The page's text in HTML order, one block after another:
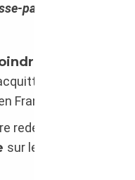
partout. »
frais
ni aucune
France.
redevable d’une
sur les modèles qui